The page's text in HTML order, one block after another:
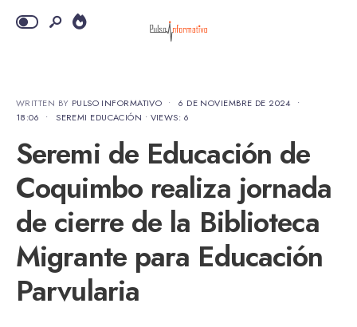
WRITTEN BY PULSO INFORMATIVO • 6 DE NOVIEMBRE DE 2024 •
18:06
• SEREMI EDUCACIÓN • VIEWS: 6
Seremi de Educación de
Coquimbo realiza jornada
de cierre de la Biblioteca
Migrante para Educación
Parvularia